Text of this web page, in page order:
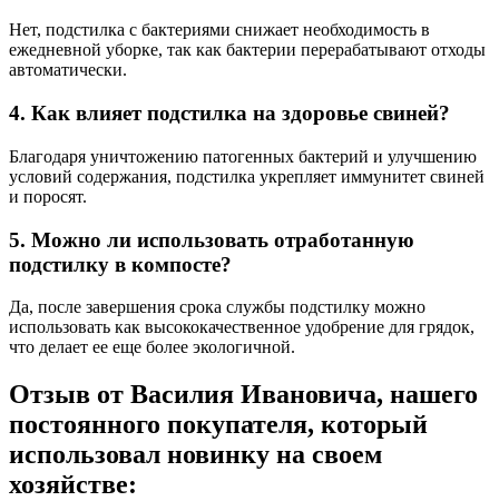
Нет, подстилка с бактериями снижает необходимость в
ежедневной уборке, так как бактерии перерабатывают отходы
автоматически.
4. Как влияет подстилка на здоровье свиней?
Благодаря уничтожению патогенных бактерий и улучшению
условий содержания, подстилка укрепляет иммунитет свиней
и поросят.
5. Можно ли использовать отработанную
подстилку в компосте?
Да, после завершения срока службы подстилку можно
использовать как высококачественное удобрение для грядок,
что делает ее еще более экологичной.
Отзыв от Василия Ивановича, нашего
постоянного покупателя, который
использовал новинку на своем
хозяйстве: